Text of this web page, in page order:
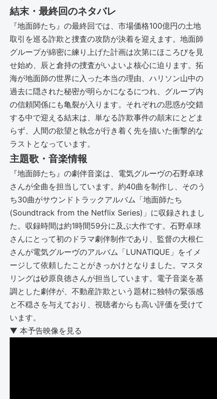
結末・最終回のネタバレ
『地面師たち』の最終回では、市場価格100億円の土地
取引を巡る詐欺と捜査の攻防が決着を迎えます。地面師
グループが綿密に練り上げた計画は次第にほころびを見
せ始め、辰と倉持の捜査がいよいよ核心に迫ります。拓
海が地面師の世界に入った本当の理由、ハリソン山中の
過去に隠された秘密が明らかになるにつれ、グループ内
の信頼関係にも亀裂が入ります。それぞれの思惑が交錯
する中で迎える結末は、単なる詐欺事件の顛末にとどま
らず、人間の欲望と執念が行き着く先を描いた衝撃的な
ラストとなっています。
主題歌・音楽情報
『地面師たち』の劇伴音楽は、電気グルーヴの石野卓球
さんが全曲を担当しています。約40曲を制作し、そのう
ち30曲がサウンドトラックアルバム「地面師たち
(Soundtrack from the Netflix Series)」に収録されまし
た。収録時間は約1時間59分に及ぶ大作です。石野卓球
さんにとって初のドラマ劇伴制作であり、監督の大根仁
さんが電気グルーヴのアルバム「LUNATIQUE」をイメ
ージして依頼したことがきっかけとなりました。マスタ
リングは砂原良徳さんが担当しています。電子音楽を基
調とした劇伴が、不動産詐欺という題材に独特の緊張感
と不穏さを与えており、視聴者からも高い評価を受けて
います。
▼ 本予告映像を見る